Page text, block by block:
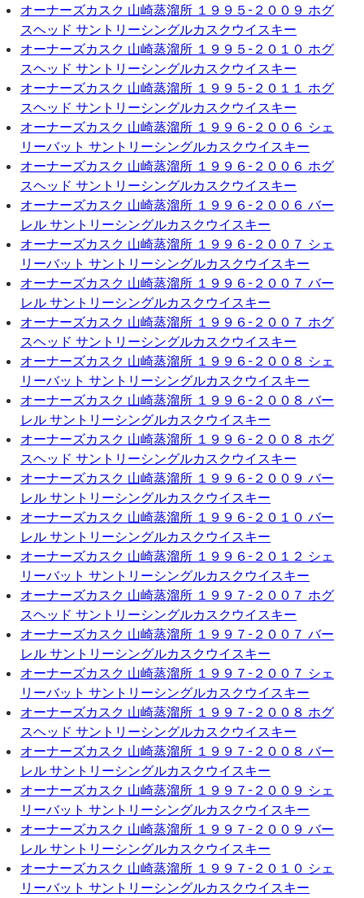
オーナーズカスク 山崎蒸溜所 １９９５-２００９ ホグ
スヘッド サントリーシングルカスクウイスキー
オーナーズカスク 山崎蒸溜所 １９９５-２０１０ ホグ
スヘッド サントリーシングルカスクウイスキー
オーナーズカスク 山崎蒸溜所 １９９５-２０１１ ホグ
スヘッド サントリーシングルカスクウイスキー
オーナーズカスク 山崎蒸溜所 １９９６-２００６ シェ
リーバット サントリーシングルカスクウイスキー
オーナーズカスク 山崎蒸溜所 １９９６-２００６ ホグ
スヘッド サントリーシングルカスクウイスキー
オーナーズカスク 山崎蒸溜所 １９９６-２００６ バー
レル サントリーシングルカスクウイスキー
オーナーズカスク 山崎蒸溜所 １９９６-２００７ シェ
リーバット サントリーシングルカスクウイスキー
オーナーズカスク 山崎蒸溜所 １９９６-２００７ バー
レル サントリーシングルカスクウイスキー
オーナーズカスク 山崎蒸溜所 １９９６-２００７ ホグ
スヘッド サントリーシングルカスクウイスキー
オーナーズカスク 山崎蒸溜所 １９９６-２００８ シェ
リーバット サントリーシングルカスクウイスキー
オーナーズカスク 山崎蒸溜所 １９９６-２００８ バー
レル サントリーシングルカスクウイスキー
オーナーズカスク 山崎蒸溜所 １９９６-２００８ ホグ
スヘッド サントリーシングルカスクウイスキー
オーナーズカスク 山崎蒸溜所 １９９６-２００９ バー
レル サントリーシングルカスクウイスキー
オーナーズカスク 山崎蒸溜所 １９９６-２０１０ バー
レル サントリーシングルカスクウイスキー
オーナーズカスク 山崎蒸溜所 １９９６-２０１２ シェ
リーバット サントリーシングルカスクウイスキー
オーナーズカスク 山崎蒸溜所 １９９７-２００７ ホグ
スヘッド サントリーシングルカスクウイスキー
オーナーズカスク 山崎蒸溜所 １９９７-２００７ バー
レル サントリーシングルカスクウイスキー
オーナーズカスク 山崎蒸溜所 １９９７-２００７ シェ
リーバット サントリーシングルカスクウイスキー
オーナーズカスク 山崎蒸溜所 １９９７-２００８ ホグ
スヘッド サントリーシングルカスクウイスキー
オーナーズカスク 山崎蒸溜所 １９９７-２００８ バー
レル サントリーシングルカスクウイスキー
オーナーズカスク 山崎蒸溜所 １９９７-２００９ シェ
リーバット サントリーシングルカスクウイスキー
オーナーズカスク 山崎蒸溜所 １９９７-２００９ バー
レル サントリーシングルカスクウイスキー
オーナーズカスク 山崎蒸溜所 １９９７-２０１０ シェ
リーバット サントリーシングルカスクウイスキー